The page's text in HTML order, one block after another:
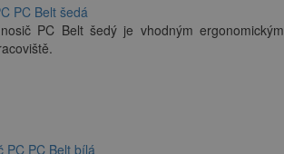
PC Belt šedá
PC Belt šedý je vhodným ergonomickým